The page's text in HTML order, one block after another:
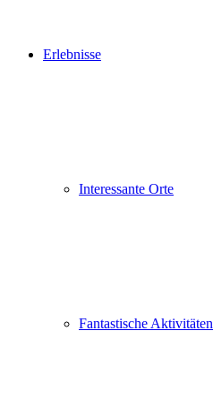
Erlebnisse
Interessante Orte
Fantastische Aktivitäten